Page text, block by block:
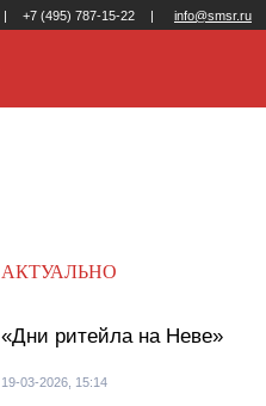
| +7 (495) 787-15-22 | info@smsr.ru
АКТУАЛЬНО
«Дни ритейла на Неве»
19-03-2026, 15:14